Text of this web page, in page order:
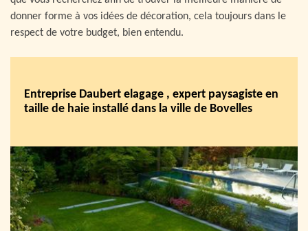
donner forme à vos idées de décoration, cela toujours dans le
respect de votre budget, bien entendu.
Entreprise Daubert elagage , expert paysagiste en
taille de haie installé dans la ville de Bovelles